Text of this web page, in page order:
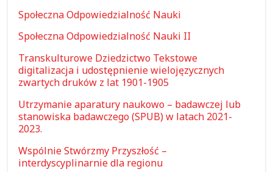
Społeczna Odpowiedzialność Nauki
Społeczna Odpowiedzialność Nauki II
Transkulturowe Dziedzictwo Tekstowe
digitalizacja i udostępnienie wielojęzycznych
zwartych druków z lat 1901-1905
Utrzymanie aparatury naukowo – badawczej lub
stanowiska badawczego (SPUB) w latach 2021-
2023.
Wspólnie Stwórzmy Przyszłość –
interdyscyplinarnie dla regionu